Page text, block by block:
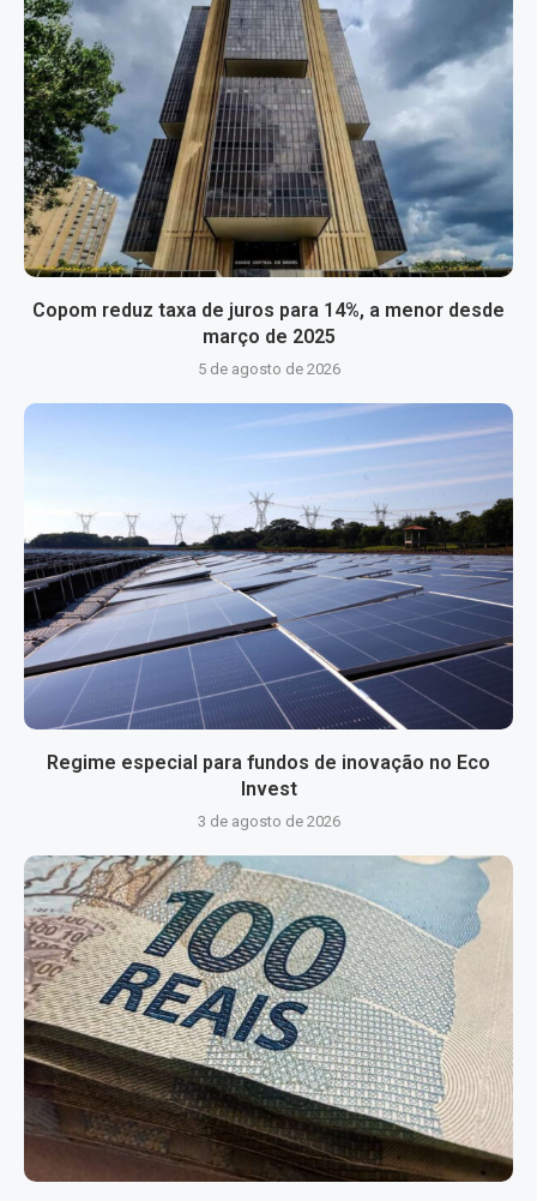
Copom reduz taxa de juros para 14%, a menor desde
março de 2025
5 de agosto de 2026
Regime especial para fundos de inovação no Eco
Invest
3 de agosto de 2026